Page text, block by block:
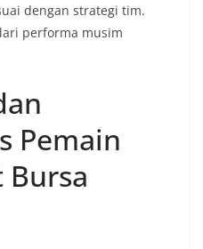
dengan strategi tim.
performa musim
Pemain
Bursa